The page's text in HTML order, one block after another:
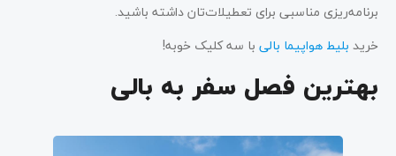
برنامه‌ریزی مناسبی برای تعطیلات‌تان داشته باشید.
خرید بلیط هواپیما بالی با سه کلیک خوبه!
بهترین فصل سفر به بالی